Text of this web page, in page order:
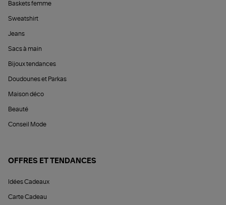
Baskets femme
Sweatshirt
Jeans
Sacs à main
Bijoux tendances
Doudounes et Parkas
Maison déco
Beauté
Conseil Mode
OFFRES ET TENDANCES
Idées Cadeaux
Carte Cadeau